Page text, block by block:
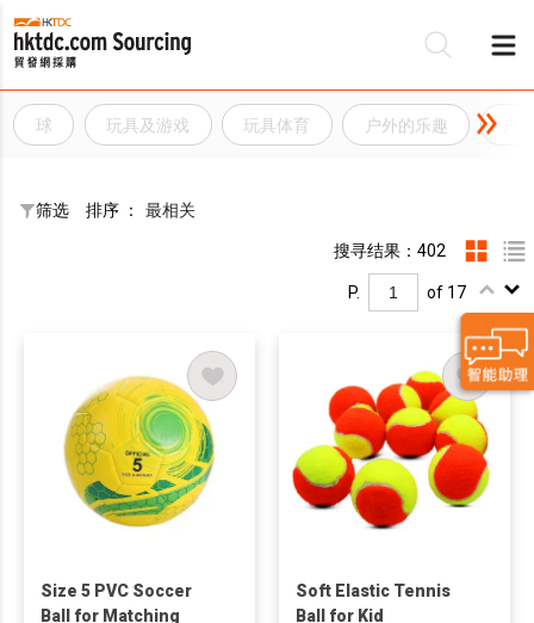
球 玩具及游戏 玩具体育 户外的乐趣
筛选 排序 ： 最相关
搜寻结果：402
P. of 17
Size 5 PVC Soccer
Ball for Matching
Soft Elastic Tennis
Ball for Kid